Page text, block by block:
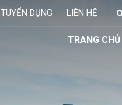
TUYỂN DỤNG LIÊN HỆ
TRANG CHỦ